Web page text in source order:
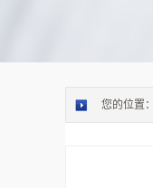
您的位置：